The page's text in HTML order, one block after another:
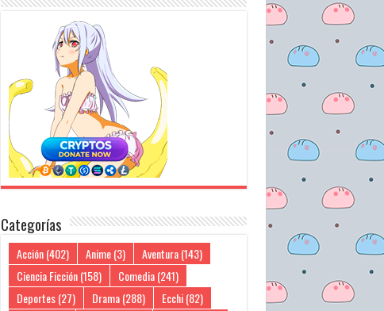
Categorías
Acción(402) Anime(3) Aventura(143)
Ciencia Ficción(158) Comedia(241)
Deportes(27) Drama(288) Ecchi(82)